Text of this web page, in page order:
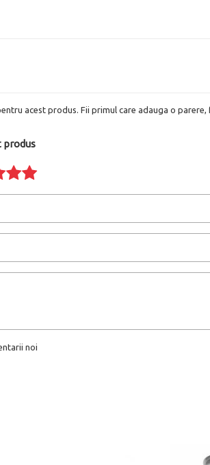
acest produs. Fii primul care adauga o
produs
noi